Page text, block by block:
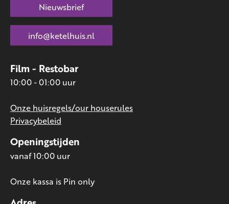
Openingstijden
vanaf 10:00 uur
Onze kassa is Pin only
Film - Restobar
10:00 - 01:00 uur
Onze huisregels/our houserules
Privacybeleid
Nieuwsbrief
info@ketelhuis.nl